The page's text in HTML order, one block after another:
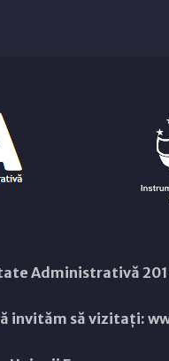
Administrativă
invităm să vizitați: